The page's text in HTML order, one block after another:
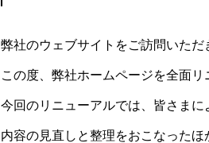
弊社のウェブサイトをご訪問いただ
この度、弊社ホームページを全面リ
今回のリニューアルでは、皆さま
内容の見直しと整理をおこなった